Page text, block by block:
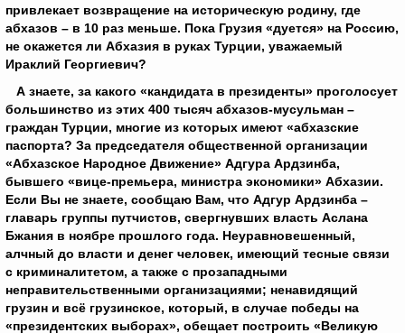
привлекает возвращение на историческую родину, где
абхазов – в 10 раз меньше. Пока Грузия «дуется» на Россию,
не окажется ли Абхазия в руках Турции, уважаемый
Ираклий Георгиевич?
А знаете, за какого «кандидата в президенты» проголосует
большинство из этих 400 тысяч абхазов-мусульман –
граждан Турции, многие из которых имеют «абхазские
паспорта? За председателя общественной организации
«Абхазское Народное Движение» Адгура Ардзинба,
бывшего «вице-премьера, министра экономики» Абхазии.
Если Вы не знаете, сообщаю Вам, что Адгур Ардзинба –
главарь группы путчистов, свергнувших власть Аслана
Бжания в ноябре прошлого года. Неуравновешенный,
алчный до власти и денег человек, имеющий тесные связи
с криминалитетом, а также с прозападными
неправительственными организациями; ненавидящий
грузин и всё грузинское, который, в случае победы на
«президентских выборах», обещает построить «Великую